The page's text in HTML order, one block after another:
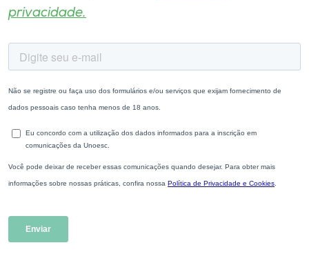
privacidade.